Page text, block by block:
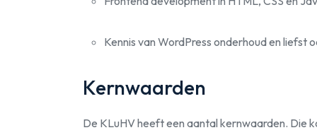
Kennis van WordPress onderhoud en liefst
Kernwaarden
De KLuHV heeft een aantal kernwaarden. Die